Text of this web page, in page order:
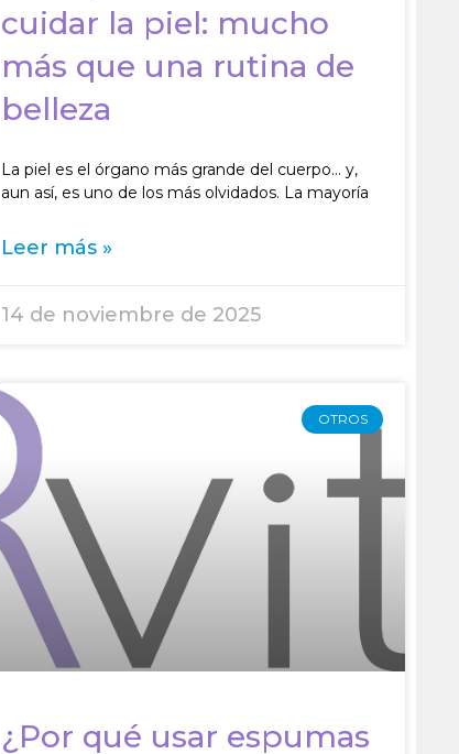
cuidar la piel: mucho
más que una rutina de
belleza
La piel es el órgano más grande del cuerpo… y,
aun así, es uno de los más olvidados. La mayoría
Leer más »
14 de noviembre de 2025
OTROS
¿Por qué usar espumas